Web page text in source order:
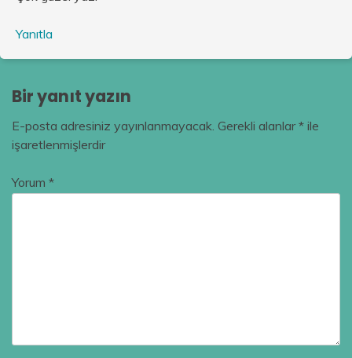
Yanıtla
Bir yanıt yazın
E-posta adresiniz yayınlanmayacak. Gerekli alanlar* ile
işaretlenmişlerdir
Yorum *